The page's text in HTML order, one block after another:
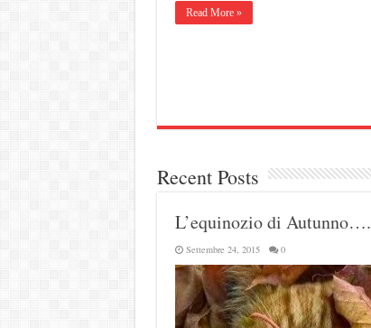
Read More »
Recent Posts
L’equinozio di Autunno….
Settembre 24, 2015 0